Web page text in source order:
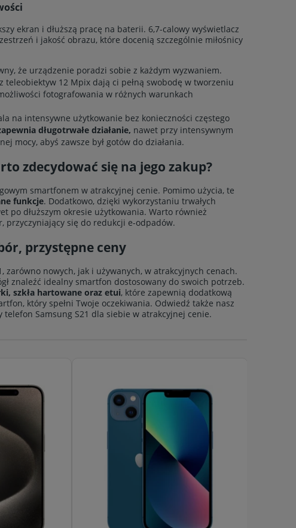
ekran i dłuższą pracę na baterii. 6,7-calowy wyświetlacz
i jakość obrazu, które docenią szczególnie miłośnicy
że urządzenie poradzi sobie z każdym wyzwaniem.
teleobiektyw 12 Mpix dają ci pełną swobodę w tworzeniu
fotografowania w różnych warunkach
na intensywne użytkowanie bez konieczności częstego
długotrwałe działanie, nawet przy intensywnym
mocy, abyś zawsze był gotów do działania.
zdecydować się na jego zakup?
smartfonem w atrakcyjnej cenie. Pomimo użycia, te
funkcje. Dodatkowo, dzięki wykorzystaniu trwałych
po dłuższym okresie użytkowania. Warto również
przyczyniający się do redukcji e-odpadów.
przystępne ceny
zarówno nowych, jak i używanych, w atrakcyjnych cenach.
znaleźć idealny smartfon dostosowany do swoich potrzeb.
szkła hartowane oraz etui, które zapewnią dodatkową
który spełni Twoje oczekiwania. Odwiedź także nasz
telefon Samsung S21 dla siebie w atrakcyjnej cenie.